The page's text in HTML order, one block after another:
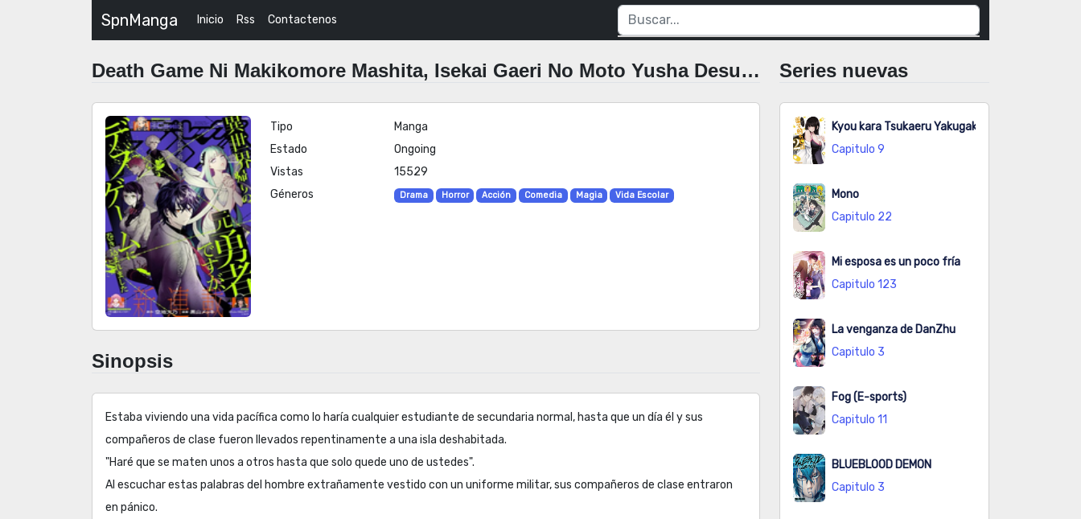
SpnManga Inicio Rss Contactenos
Death Game Ni Makikomore Mashita, Isekai Gaeri No Moto Yusha Desuga
Tipo
Manga
Estado
Ongoing
Vistas
15529
Géneros
Drama Horror Acción Comedia Magia Vida Escolar
Sinopsis
Estaba viviendo una vida pacífica como lo haría cualquier estudiante de secundaria normal, hasta que un día él y sus
compañeros de clase fueron llevados repentinamente a una isla deshabitada.
"Haré que se maten unos a otros hasta que solo quede uno de ustedes".
Al escuchar estas palabras del hombre extrañamente vestido con un uniforme militar, sus compañeros de clase entraron
en pánico.
Series nuevas
Kyou kara Tsukaeru Yakugakuteki Osewa
Capitulo 9
Mono
Capitulo 22
Mi esposa es un poco fría
Capitulo 123
La venganza de DanZhu
Capitulo 3
Fog (E-sports)
Capitulo 11
BLUEBLOOD DEMON
Capitulo 3